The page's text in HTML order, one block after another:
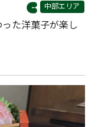
中部エリア
た洋菓子が楽し